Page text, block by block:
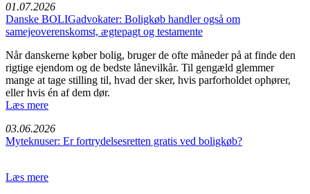
01.07.2026
Danske BOLIGadvokater: Boligkøb handler også om
samejeoverenskomst, ægtepagt og testamente
Når danskerne køber bolig, bruger de ofte måneder på at finde den
rigtige ejendom og de bedste lånevilkår. Til gengæld glemmer
mange at tage stilling til, hvad der sker, hvis parforholdet ophører,
eller hvis én af dem dør.
Læs mere
03.06.2026
Myteknuser: Er fortrydelsesretten gratis ved boligkøb?
Læs mere